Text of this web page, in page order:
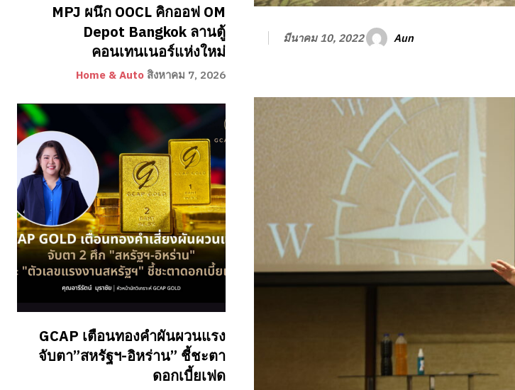
MPJ ผนึก OOCL คิกออฟ OM
Depot Bangkok ลานตู้
คอนเทนเนอร์แห่งใหม่
Home & Auto สิงหาคม 7, 2026
GCAP เตือนทองคำผันผวนแรง
จับตา”สหรัฐฯ-อิหร่าน” ชี้ชะตา
ดอกเบี้ยเฟด
มีนาคม 10, 2022 Aun